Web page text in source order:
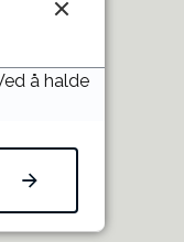
å halde